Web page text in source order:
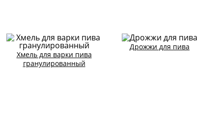
Хмель для варки пива
гранулированный
Дрожжи для пива